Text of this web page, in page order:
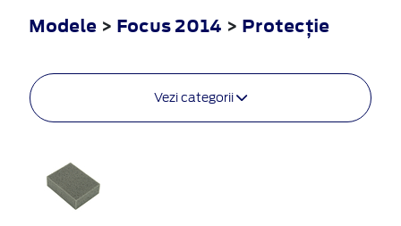
Modele > Focus 2014 > Protecţie
Vezi categorii